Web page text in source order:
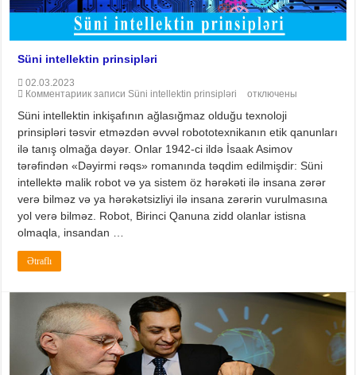
Süni intellektin prinsipləri
02.03.2023
Комментариик записи Süni intellektin prinsipləri отключены
Süni intellektin inkişafının ağlasığmaz olduğu texnoloji
prinsipləri təsvir etməzdən əvvəl robototexnikanın etik qanunları
ilə tanış olmağa dəyər. Onlar 1942-ci ildə İsaak Asimov
tərəfindən «Dəyirmi rəqs» romanında təqdim edilmişdir: Süni
intellektə malik robot və ya sistem öz hərəkəti ilə insana zərər
verə bilməz və ya hərəkətsizliyi ilə insana zərərin vurulmasına
yol verə bilməz. Robot, Birinci Qanuna zidd olanlar istisna
olmaqla, insandan …
Ətraflı